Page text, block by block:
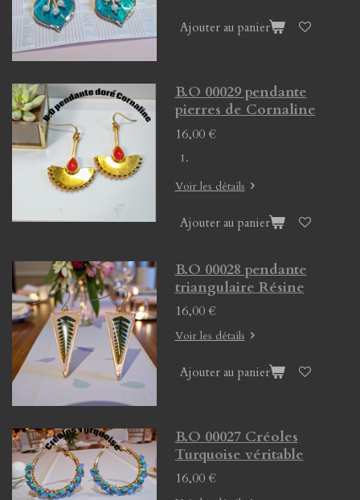
Ajouter au panier
B.O 00029 pendante
pierres de Cornaline
16,00 €
Voir les détails
Ajouter au panier
B.O 00028 pendante
triangulaire Résine
16,00 €
Voir les détails
Ajouter au panier
B.O 00027 Créoles
Turquoise véritable
16,00 €